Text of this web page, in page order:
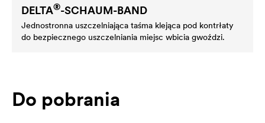
DELTA®-SCHAUM-BAND
Jednostronna uszczelniająca taśma klejąca pod kontrłaty
do bezpiecznego uszczelniania miejsc wbicia gwoździ.
Do pobrania